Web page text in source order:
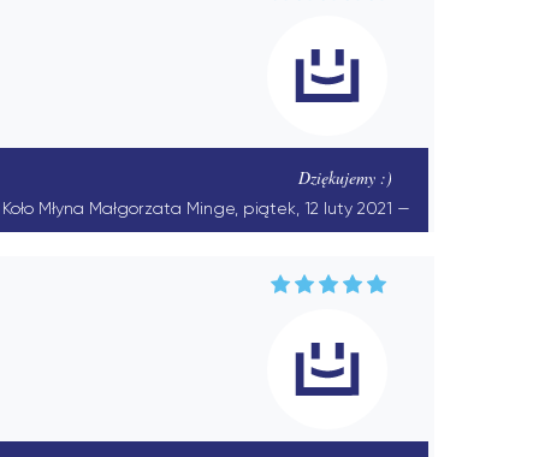
Dziękujemy :)
Młyna Małgorzata Minge, piątek, 12 luty 2021